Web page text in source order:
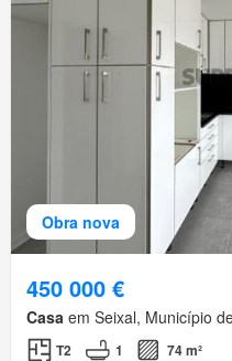
Obra nova
450 000 €
Casa em Seixal, Município
T2 1 74 m²